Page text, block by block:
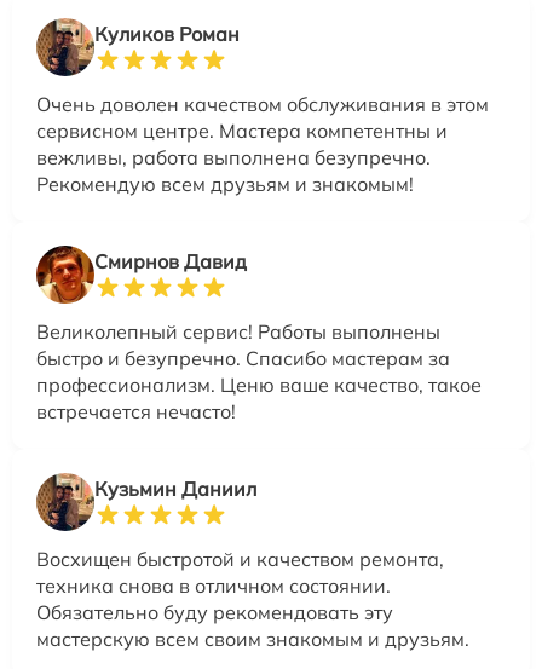
Куликов Роман
Очень доволен качеством обслуживания в этом
сервисном центре. Мастера компетентны и
вежливы, работа выполнена безупречно.
Рекомендую всем друзьям и знакомым!
Смирнов Давид
Великолепный сервис! Работы выполнены
быстро и безупречно. Спасибо мастерам за
профессионализм. Ценю ваше качество, такое
встречается нечасто!
Кузьмин Даниил
Восхищен быстротой и качеством ремонта,
техника снова в отличном состоянии.
Обязательно буду рекомендовать эту
мастерскую всем своим знакомым и друзьям.